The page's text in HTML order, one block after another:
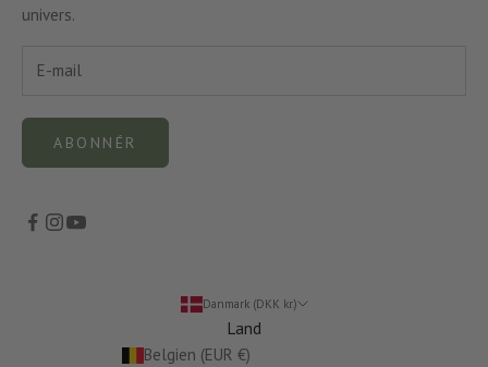
univers.
ABONNÉR
Danmark (DKK kr.)
Land
Belgien (EUR €)